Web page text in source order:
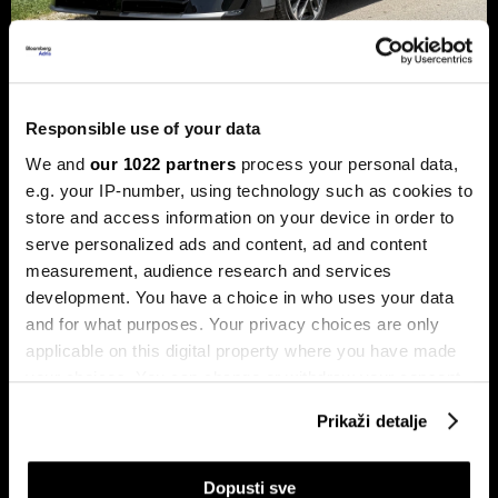
Responsible use of your data
We and our 1022 partners process your personal data,
e.g. your IP-number, using technology such as cookies to
store and access information on your device in order to
serve personalized ads and content, ad and content
measurement, audience research and services
development. You have a choice in who uses your data
and for what purposes. Your privacy choices are only
applicable on this digital property where you have made
your choices. You can change or withdraw your consent
If you allow, we would also like to:
Prikaži detalje
Dopusti sve
Xpeng P7+: Luksuzni kineski
automobil koji priča kao navijen
Luksuzni fastback s vlastitim čipom koji po
performansama nadmašuje usporedive Nvidijine proizvode.
Slučaj Fekkai - ni luksuzni biznisi